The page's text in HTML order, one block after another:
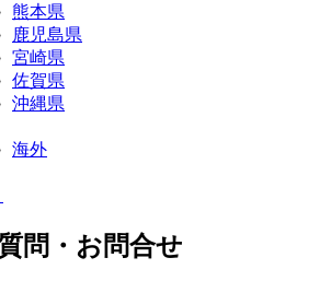
熊本県
鹿児島県
宮崎県
佐賀県
沖縄県
海外
問・お問合せ